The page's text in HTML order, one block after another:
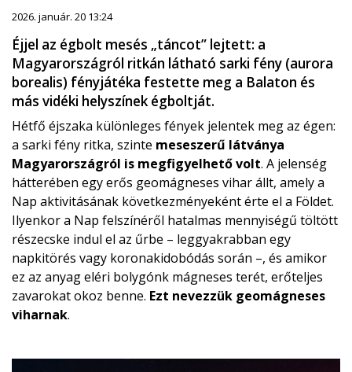
2026. január. 20 13:24
Éjjel az égbolt mesés „táncot” lejtett: a
Magyarországról ritkán látható sarki fény (aurora
borealis) fényjátéka festette meg a Balaton és
más vidéki helyszínek égboltját.
Hétfő éjszaka különleges fények jelentek meg az égen:
a sarki fény ritka, szinte meseszerű látványa
Magyarországról is megfigyelhető volt. A jelenség
hátterében egy erős geomágneses vihar állt, amely a
Nap aktivitásának következményeként érte el a Földet.
Ilyenkor a Nap felszínéről hatalmas mennyiségű töltött
részecske indul el az űrbe – leggyakrabban egy
napkitörés vagy koronakidobódás során –, és amikor
ez az anyag eléri bolygónk mágneses terét, erőteljes
zavarokat okoz benne. Ezt nevezzük geomágneses
viharnak.